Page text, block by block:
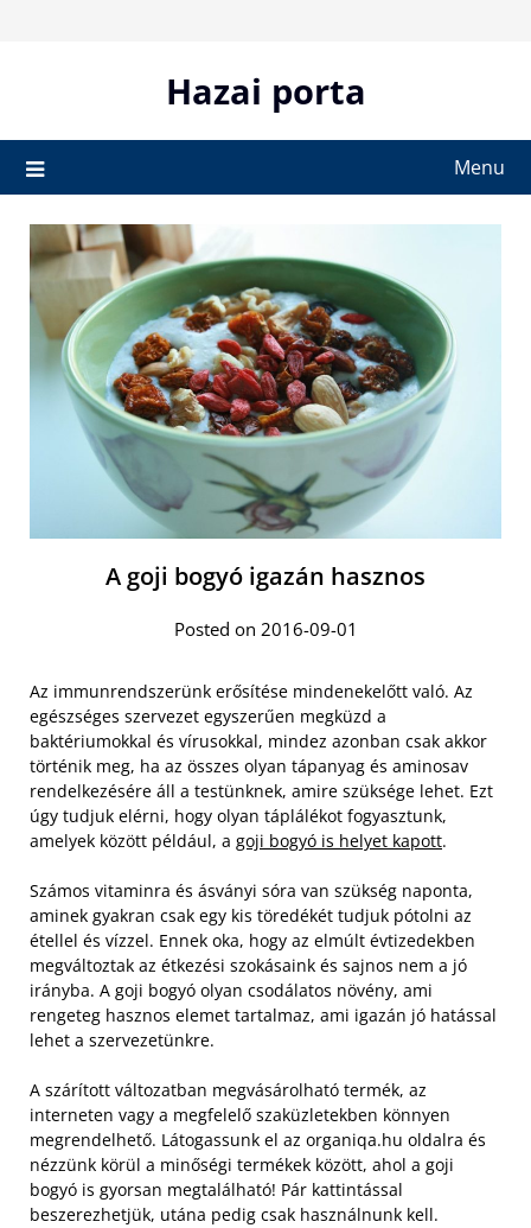
Hazai porta
Menu
A goji bogyó igazán hasznos
Posted on 2016-09-01
Az immunrendszerünk erősítése mindenekelőtt való. Az
egészséges szervezet egyszerűen megküzd a
baktériumokkal és vírusokkal, mindez azonban csak akkor
történik meg, ha az összes olyan tápanyag és aminosav
rendelkezésére áll a testünknek, amire szüksége lehet. Ezt
úgy tudjuk elérni, hogy olyan táplálékot fogyasztunk,
amelyek között például, a goji bogyó is helyet kapott.
Számos vitaminra és ásványi sóra van szükség naponta,
aminek gyakran csak egy kis töredékét tudjuk pótolni az
étellel és vízzel. Ennek oka, hogy az elmúlt évtizedekben
megváltoztak az étkezési szokásaink és sajnos nem a jó
irányba. A goji bogyó olyan csodálatos növény, ami
rengeteg hasznos elemet tartalmaz, ami igazán jó hatással
lehet a szervezetünkre.
A szárított változatban megvásárolható termék, az
interneten vagy a megfelelő szaküzletekben könnyen
megrendelhető. Látogassunk el az organiqa.hu oldalra és
nézzünk körül a minőségi termékek között, ahol a goji
bogyó is gyorsan megtalálható! Pár kattintással
beszerezhetjük, utána pedig csak használnunk kell.